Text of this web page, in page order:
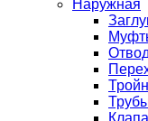
Наружная